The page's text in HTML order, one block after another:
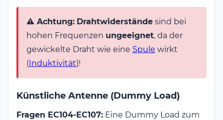
⚠️ Achtung: Drahtwiderstände sind bei
hohen Frequenzen ungeeignet, da der
gewickelte Draht wie eine Spule wirkt
(Induktivität)!
Künstliche Antenne (Dummy Load)
Fragen EC104-EC107: Eine Dummy Load zum